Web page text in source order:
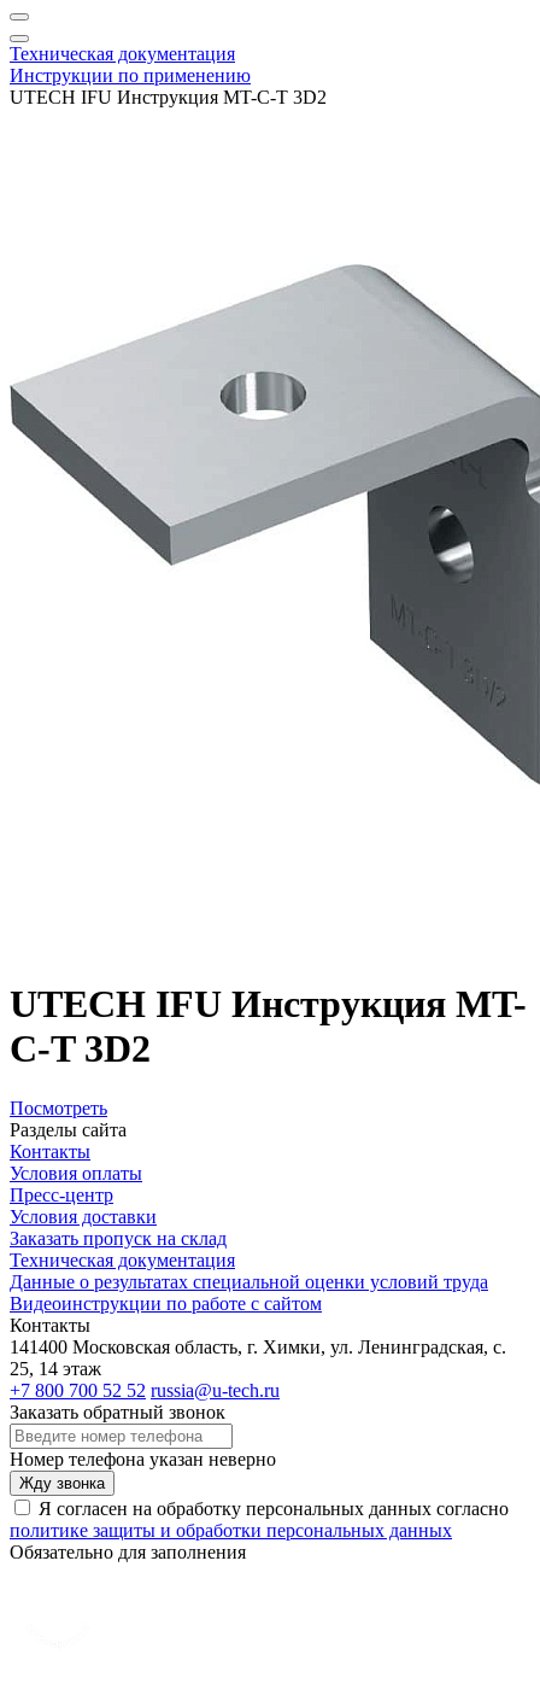
Техническая документация
Инструкции по применению
UTECH IFU Инструкция MT-C-T 3D2
UTECH IFU Инструкция MT-
C-T 3D2
Посмотреть
Разделы сайта
Контакты
Условия оплаты
Пресс-центр
Условия доставки
Заказать пропуск на склад
Техническая документация
Данные о результатах специальной оценки условий труда
Видеоинструкции по работе с сайтом
Контакты
141400 Московская область, г. Химки, ул. Ленинградская, с.
25, 14 этаж
+7 800 700 52 52 russia@u-tech.ru
Заказать обратный звонок
Номер телефона указан неверно
Жду звонка
Я согласен на обработку персональных данных согласно
политике защиты и обработки персональных данных
Обязательно для заполнения